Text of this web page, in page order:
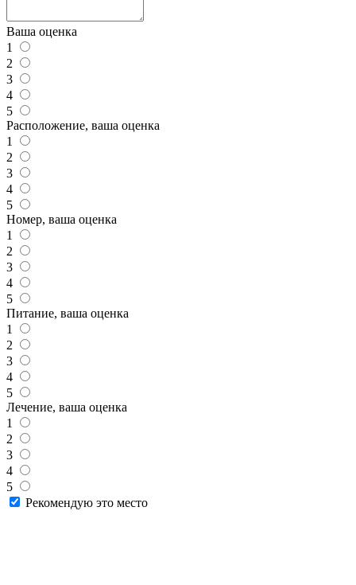
Ваша оценка
1
2
3
4
5
Расположение, ваша оценка
1
2
3
4
5
Номер, ваша оценка
1
2
3
4
5
Питание, ваша оценка
1
2
3
4
5
Лечение, ваша оценка
1
2
3
4
5
Рекомендую это место